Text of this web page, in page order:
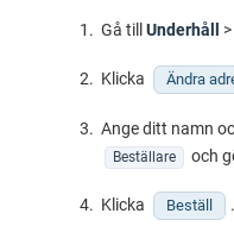
Gå tillUnderhåll >
Klicka Ändra
Ange ditt namn
Beställare och
Klicka Beställ .